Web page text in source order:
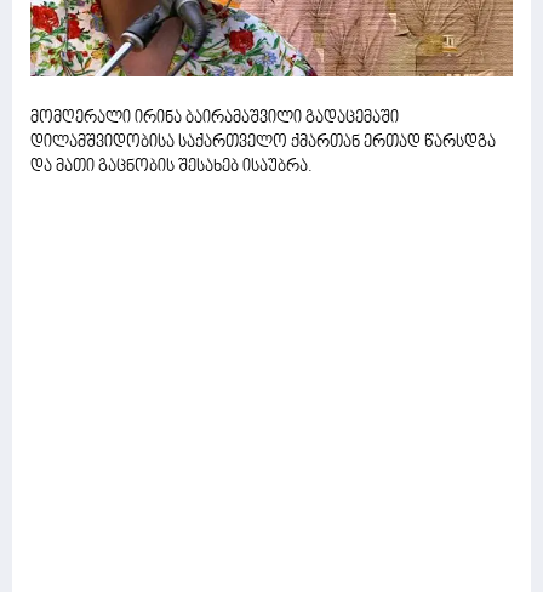
მომღერალი ირინა ბაირამაშვილი გადაცემაში
დილამშვიდობისა საქართველო ქმართან ერთად წარსდგა
და მათი გაცნობის შესახებ ისაუბრა.